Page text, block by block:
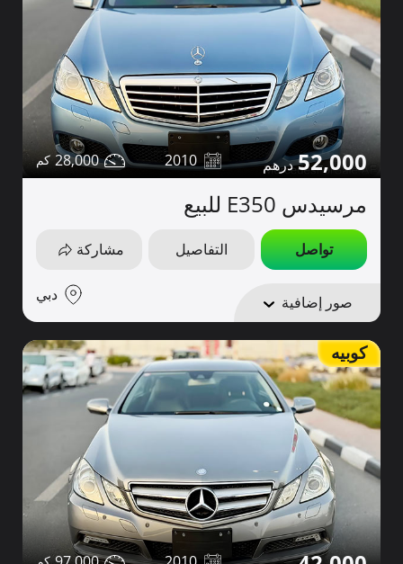
52,000
2010
28,000
مرسيدس E350 للبيع
تواصل التفاصيل مشاركة
صور إضافية دبي
كوبيه